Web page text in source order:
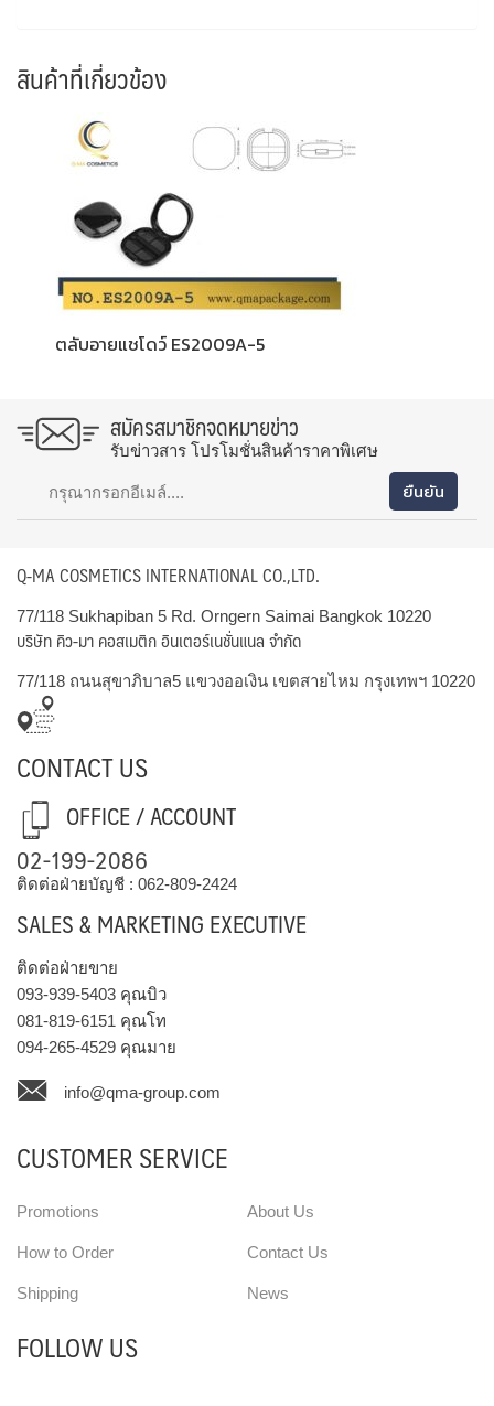
สินค้าที่เกี่ยวข้อง
ตลับอายแชโดว์ ES2009A-5
สมัครสมาชิกจดหมายข่าว
รับข่าวสาร โปรโมชั่นสินค้าราคาพิเศษ
Q-MA COSMETICS INTERNATIONAL CO.,LTD.
77/118 Sukhapiban 5 Rd. Orngern Saimai Bangkok 10220
บริษัท คิว-มา คอสเมติก อินเตอร์เนชั่นแนล จำกัด
77/118 ถนนสุขาภิบาล5 แขวงออเงิน เขตสายไหม กรุงเทพฯ 10220
CONTACT US
OFFICE / ACCOUNT
02-199-2086
ติดต่อฝ่ายบัญชี : 062-809-2424
SALES & MARKETING EXECUTIVE
ติดต่อฝ่ายขาย
093-939-5403 คุณบิว
081-819-6151 คุณโท
094-265-4529 คุณมาย
info@qma-group.com
CUSTOMER SERVICE
Promotions
How to Order
Shipping
About Us
Contact Us
News
FOLLOW US